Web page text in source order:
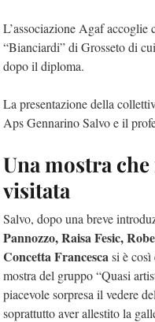
L’associazione Agaf
“Bianciardi” di Grosseto di
dopo il diploma.
La presentazione della
Aps Gennarino Salvo e il
Una mostra
visitata
Salvo, dopo una breve
Pannozzo, Raisa Fesic,
Concetta Francescasi è
mostra del gruppo “Quasi
piacevole sorpresa il vedere
soprattutto aver allestito la